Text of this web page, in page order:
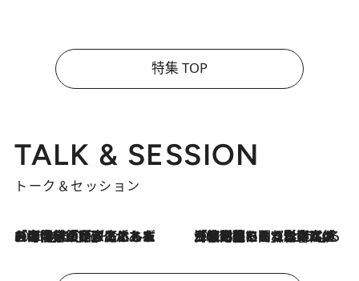
特集 TOP
TALK & SESSION
トーク＆セッション
2026.8.3
「今後値上げがあるとすれば…」「リスクがあるのは今年の冬」エネルギー専門家が語る、ホルムズ海峡封鎖が家庭にもたらす“ある心配” 2026.8.3
「住宅建てられない…」「サーチャージ料の高値が続いている」ホルムズ海峡封鎖による影響はいつまで続く？《エネルギー専門家に聞く“どうなる日本の暮らし”》